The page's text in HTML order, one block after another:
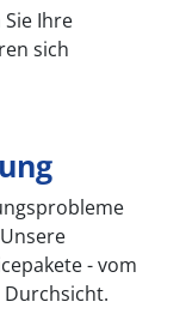
Ihre
sich
- vom